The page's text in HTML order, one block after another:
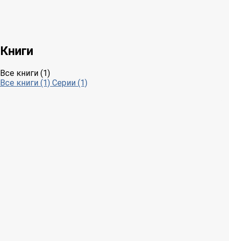
Книги
Все книги (1)
Все книги (1) Серии (1)